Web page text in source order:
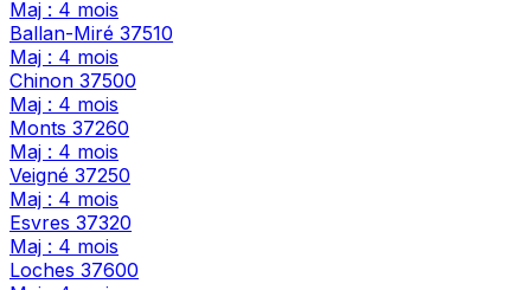
Maj : 4 mois
Ballan-Miré 37510
Maj : 4 mois
Chinon 37500
Maj : 4 mois
Monts 37260
Maj : 4 mois
Veigné 37250
Maj : 4 mois
Esvres 37320
Maj : 4 mois
Loches 37600